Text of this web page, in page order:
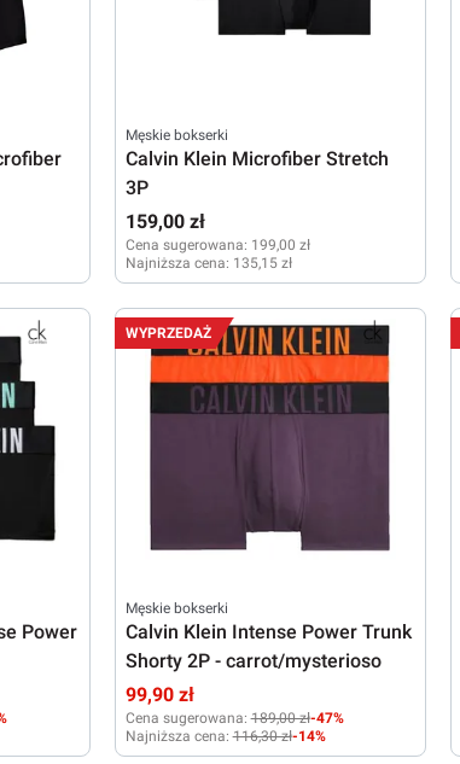
Męskie bokserki
Calvin Klein Microfiber Stretch
3P
159,00 zł
Cena sugerowana: 199,00 zł
Najniższa cena: 135,15 zł
M L XL
Power
WYPRZEDAŻ
Męskie bokserki
Calvin Klein Intense Power Trunk
Shorty 2P - carrot/mysterioso
99,90 zł
Cena sugerowana: 189,00 zł-47%
Najniższa cena:116,30 zł-14%